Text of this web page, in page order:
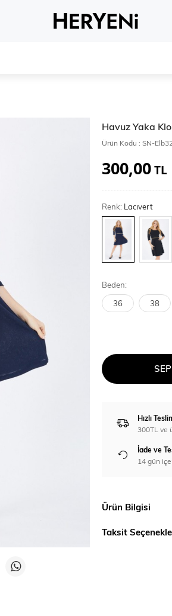
Havuz Yaka
Ürün Kodu : SN-
300,00TL
Renk: Lacıvert
Beden:
36 38
Hızlı
300TL ve
İade ve
14 gün
Ürün Bilgisi
Taksit